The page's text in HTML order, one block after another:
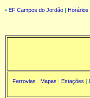
• EF Campos do Jordão Horários
Ferrovias | Mapas | Estações |